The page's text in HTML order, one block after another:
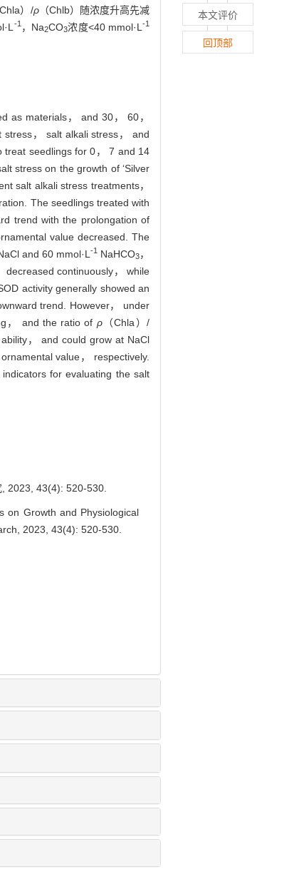
Chla）/ρ（Chlb）随浓度升高先减
-1 ，Na2CO3浓度<40 mmol·L-1
as materials， and 30， 60，
stress， salt alkali stress， and
treat seedlings for 0， 7 and 14
stress on the growth of ‘Silver
salt alkali stress treatments，
The seedlings treated with
trend with the prolongation of
value decreased. The
and 60 mmol·L -1 NaHCO3，
decreased continuously， while
activity generally showed an
trend. However， under
， and the ratio of ρ（Chla）/
， and could grow at NaCl
value， respectively.
for evaluating the salt
2023, 43(4): 520-530.
on Growth and Physiological
2023, 43(4): 520-530.
本文评价
回顶部